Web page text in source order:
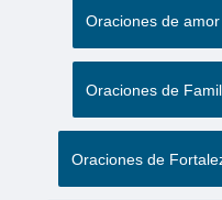
Oraciones de amor
Oraciones de
Oraciones de